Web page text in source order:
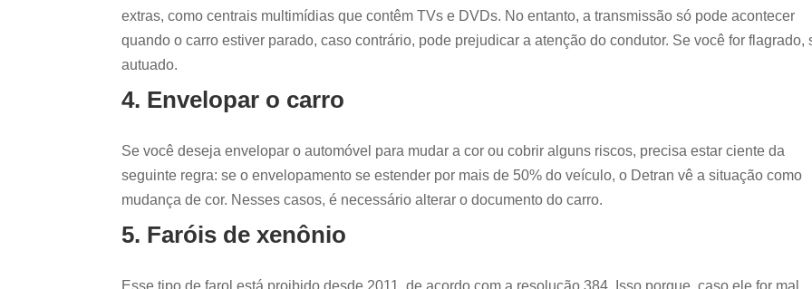
extras, como centrais multimídias que contêm TVs e DVDs. No entanto, a transmissão só pode acontecer
quando o carro estiver parado, caso contrário, pode prejudicar a atenção do condutor. Se você for flagrado,
autuado.
4. Envelopar o carro
Se você deseja envelopar o automóvel para mudar a cor ou cobrir alguns riscos, precisa estar ciente da
seguinte regra: se o envelopamento se estender por mais de 50% do veículo, o Detran vê a situação como
mudança de cor. Nesses casos, é necessário alterar o documento do carro.
5. Faróis de xenônio